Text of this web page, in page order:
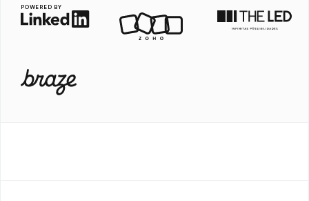
POWERED BY